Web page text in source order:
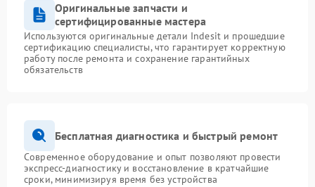
Оригинальные запчасти и
сертифицированные мастера
Используются оригинальные детали Indesit и прошедшие
сертификацию специалисты, что гарантирует корректную
работу после ремонта и сохранение гарантийных
обязательств
Бесплатная диагностика и быстрый ремонт
Современное оборудование и опыт позволяют провести
экспресс-диагностику и восстановление в кратчайшие
сроки, минимизируя время без устройства